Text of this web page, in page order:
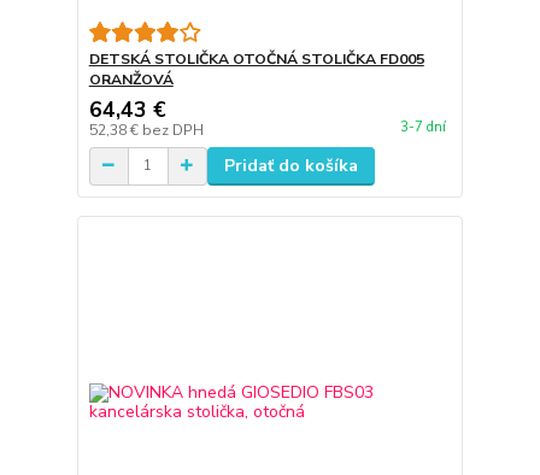
DETSKÁ STOLIČKA OTOČNÁ STOLIČKA FD005
ORANŽOVÁ
64,43 €
52,38 € bez DPH 3-7 dní
Pridať do košíka